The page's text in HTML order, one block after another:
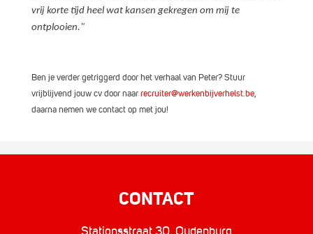
vrij korte tijd heel wat kansen gekregen om mij te
ontplooien."
Ben je verder getriggerd door het verhaal van Peter? Stuur
vrijblijvend jouw cv door naarrecruiter@werkenbijverhelst.be,
daarna nemen we contact op met jou!
CONTACT